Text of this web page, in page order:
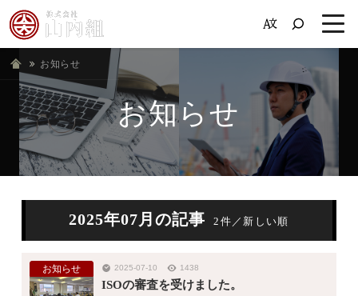
ホーム
お知らせ
お知らせ
2025年07月の記事 2件／新しい順
お知らせ 2025-07-10 1438
ISOの審査を受けました。